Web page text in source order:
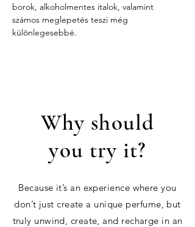
borok, alkoholmentes italok, valamint
számos meglepetés teszi még
különlegesebbé.
Why should
you try it?
Because it’s an experience where you
don’t just create a unique perfume, but
truly unwind, create, and recharge in an